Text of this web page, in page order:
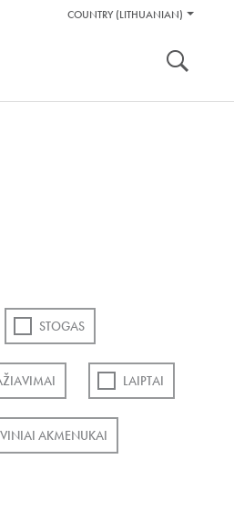
Pagalbos
COUNTRY (LITHUANIAN)
STOGAS
LAIPTAI
AKMENUKAI